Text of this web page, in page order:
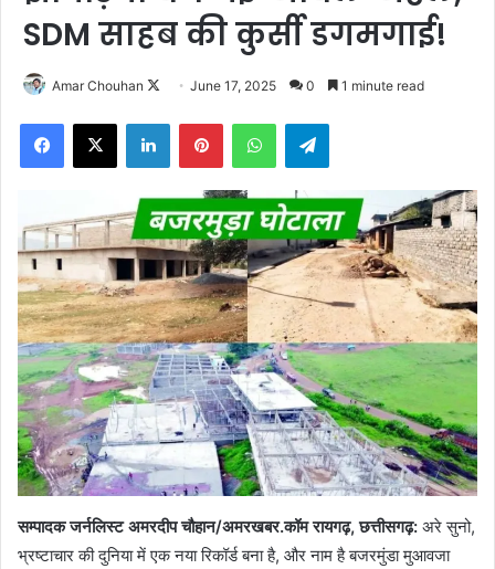
SDM साहब की कुर्सी डगमगाई!
Amar Chouhan
FollowJune 17, 2025 0 1 minute read
Facebook
X LinkedInPinterestWhatsAppTelegram
सम्पादक जर्नलिस्ट अमरदीप चौहान/अमरखबर.कॉम रायगढ़, छत्तीसगढ़: अरे सुनो,
भ्रष्टाचार की दुनिया में एक नया रिकॉर्ड बना है, और नाम है बजरमुंडा मुआवजा